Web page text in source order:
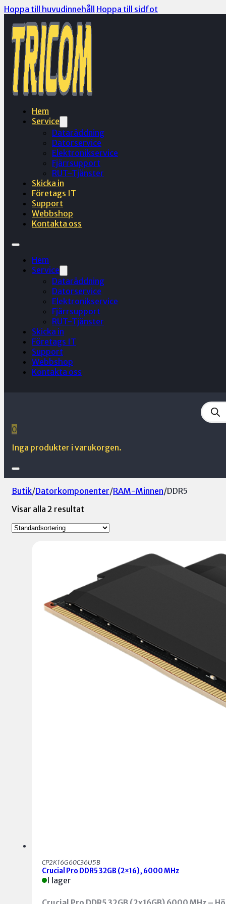
Hoppa till huvudinnehåll Hoppa till sidfot
Hem
Service
Dataräddning
Datorservice
Elektronikservice
Fjärrsupport
RUT-Tjänster
Skicka in
Företags IT
Support
Webbshop
Kontakta oss
Hem
Service
Dataräddning
Datorservice
Elektronikservice
Fjärrsupport
RUT-Tjänster
Skicka in
Företags IT
Support
Webbshop
Kontakta oss
search
0
Inga produkter i varukorgen.
Butik/Datorkomponenter/RAM-Minnen/DDR5
Visar alla 2 resultat
CP2K16G60C36U5B
Crucial Pro DDR5 32GB (2×16), 6000 MHz
I lager